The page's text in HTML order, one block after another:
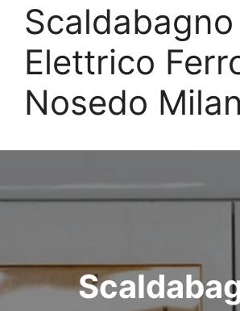
Scaldabagno
Elettrico
Nosedo